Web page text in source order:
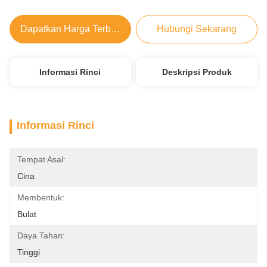
Dapatkan Harga Terbaik Hubungi Sekarang
Informasi Rinci Deskripsi Produk
Informasi Rinci
Tempat Asal:
Cina
Membentuk:
Bulat
Daya Tahan:
Tinggi